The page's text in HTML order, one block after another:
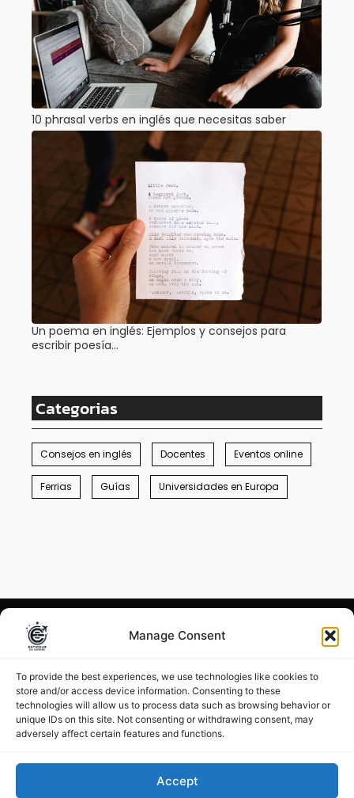
Manage Consent
To provide the best experiences, we use technologies like cookies to
store and/or access device information. Consenting to these
technologies will allow us to process data such as browsing behavior or
unique IDs on this site. Not consenting or withdrawing consent, may
adversely affect certain features and functions.
Accept
10 phrasal verbs en inglés que necesitas saber
Un poema en inglés: Ejemplos y consejos para
escribir poesía…
Categorias
Consejos en inglés Docentes Eventos online
Ferrias Guías Universidades en Europa
© Estudiar en Europa 2026